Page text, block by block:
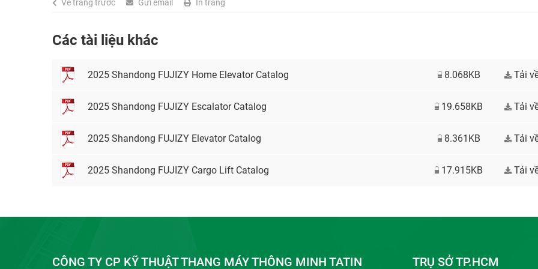
Về trang trước Gửi email In trang
Các tài liệu khác
2025 Shandong FUJIZY Home Elevator Catalog 8.068KB Tải
2025 Shandong FUJIZY Escalator Catalog 19.658KB Tải
2025 Shandong FUJIZY Elevator Catalog 8.361KB Tải
2025 Shandong FUJIZY Cargo Lift Catalog 17.915KB Tải
CÔNG TY CP KỸ THUẬT THANG MÁY THÔNG MINH TATIN TRỤ SỞ TP.HCM